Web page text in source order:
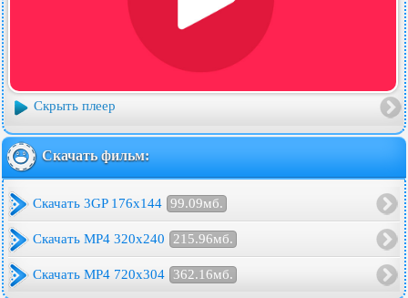
Скрыть плеер
Скачать фильм:
Скачать 3GP 176x144 99.09мб.
Скачать MP4 320x240 215.96мб.
Скачать MP4 720x304 362.16мб.